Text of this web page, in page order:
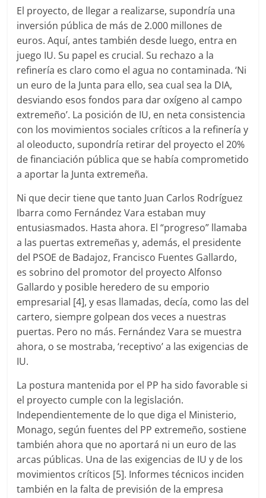
El proyecto, de llegar a realizarse, supondría una
inversión pública de más de 2.000 millones de
euros. Aquí, antes también desde luego, entra en
juego IU. Su papel es crucial. Su rechazo a la
refinería es claro como el agua no contaminada. ‘Ni
un euro de la Junta para ello, sea cual sea la DIA,
desviando esos fondos para dar oxígeno al campo
extremeño’. La posición de IU, en neta consistencia
con los movimientos sociales críticos a la refinería y
al oleoducto, supondría retirar del proyecto el 20%
de financiación pública que se había comprometido
a aportar la Junta extremeña.
Ni que decir tiene que tanto Juan Carlos Rodríguez
Ibarra como Fernández Vara estaban muy
entusiasmados. Hasta ahora. El “progreso” llamaba
a las puertas extremeñas y, además, el presidente
del PSOE de Badajoz, Francisco Fuentes Gallardo,
es sobrino del promotor del proyecto Alfonso
Gallardo y posible heredero de su emporio
empresarial [4], y esas llamadas, decía, como las del
cartero, siempre golpean dos veces a nuestras
puertas. Pero no más. Fernández Vara se muestra
ahora, o se mostraba, ‘receptivo’ a las exigencias de
IU.
La postura mantenida por el PP ha sido favorable si
el proyecto cumple con la legislación.
Independientemente de lo que diga el Ministerio,
Monago, según fuentes del PP extremeño, sostiene
también ahora que no aportará ni un euro de las
arcas públicas. Una de las exigencias de IU y de los
movimientos críticos [5]. Informes técnicos inciden
también en la falta de previsión de la empresa